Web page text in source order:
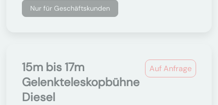
Nur für Geschäftskunden
Auf Anfrage
15m bis 17m
Gelenkteleskopbühne
Diesel